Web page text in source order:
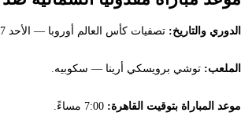
الدوري والتاريخ: تصفيات كأس العالم أوروبا — الأحد 7 سبتمبر 2025.
الملعب: توشي برويسكي أرينا — سكوبيه.
موعد المباراة بتوقيت القاهرة: